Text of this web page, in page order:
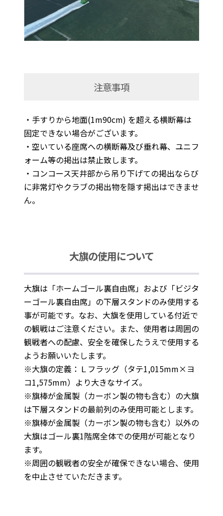
注意事項
・手すりから地面(1m90cm) を超える横断幕は
固定できない場合がございます。
・空いている座席への横断幕及び垂れ幕、ユニフ
ォーム等の掲出は禁止致します。
・コンコース天井部から吊り下げての掲出ならび
に非常灯やクラブの掲出物を隠す掲出はできませ
ん。
大旗の使用について
大旗は「ホームゴール裏自由席」および「ビジタ
ーゴール裏自由席」の下層スタンドのみ使用する
事が可能です。なお、大旗を使用している付近で
の観戦はご注意ください。また、使用者は周囲の
観戦者への配慮、安全を確保したうえで使用する
ようお願いいたします。
※大旗の定義：Ｌフラッグ（タテ1,015mm×ヨ
コ1,575mm）より大きなサイズ。
※旗棒が金属製（カーボン製の物も含む）の大旗
は下層スタンドの最前列のみ使用可能とします。
※旗棒が金属製（カーボン製の物も含む）以外の
大旗はゴール裏1階席全体での使用が可能となり
ます。
※周囲の観戦者の安全が確保できない場合、使用
を中止させていただきます。